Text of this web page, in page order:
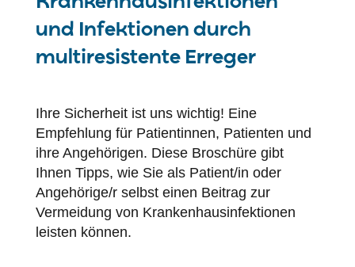
und Infektionen durch
multiresistente Erreger
Ihre Sicherheit ist uns wichtig! Eine
Empfehlung für Patientinnen, Patienten und
ihre Angehörigen. Diese Broschüre gibt
Ihnen Tipps, wie Sie als Patient/in oder
Angehörige/r selbst einen Beitrag zur
Vermeidung von Krankenhausinfektionen
leisten können.